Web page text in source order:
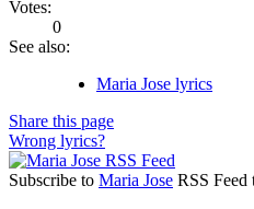
Votes:
0
See also:
Maria Jose lyrics
Share this page
Wrong lyrics?
Subscribe to Maria Jose RSS Feed